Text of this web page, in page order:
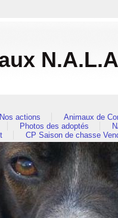
Nos actions Animaux de
Photos des adoptés
CP Saison de chasse